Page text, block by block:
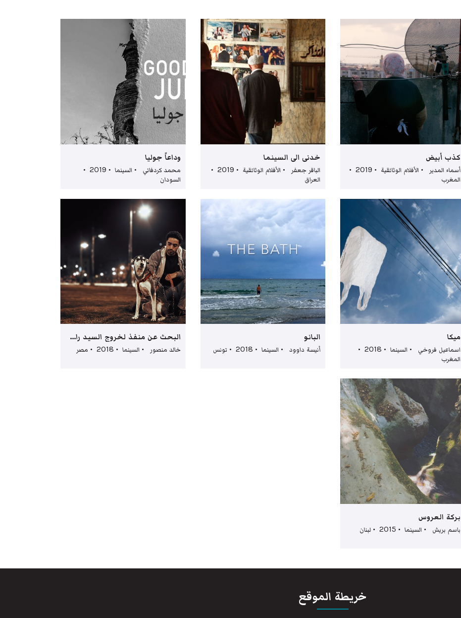
كذب أبيض
أسماء المدير • الأفلام الوثائقية • 2019 •
المغرب
خدنى الى السينما
الباقر جعفر • الأفلام الوثائقية • 2019 •
العراق
وداعاً جوليا
محمد كردفاني • السينما • 2019 •
السودان
ميكا
اسماعيل فروخي • السينما • 2018 •
المغرب
البانو
أنيسة داوود • السينما • 2018 • تونس
البحث عن منفذ لخروج السيد رامبو
خالد منصور • السينما • 2018 • مصر
بركة العروس
باسم بريش • السينما • 2015 • لبنان
خريطة الموقع